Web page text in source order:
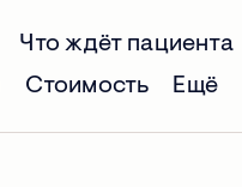
Что ждёт пациента
Стоимость Ещё